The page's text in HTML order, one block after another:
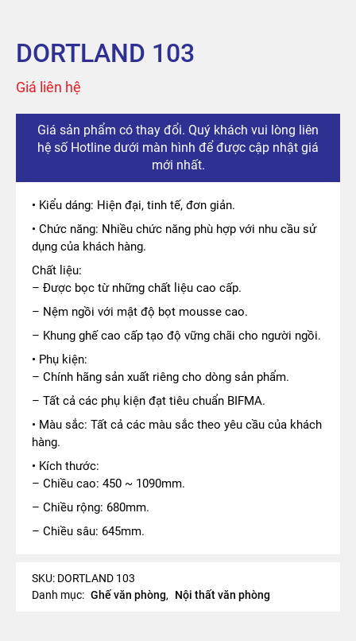
DORTLAND 103
Giá liên hệ
Giá sản phẩm có thay đổi. Quý khách vui lòng liên
hệ số Hotline dưới màn hình để được cập nhật giá
mới nhất.
• Kiểu dáng: Hiện đại, tinh tế, đơn giản.
• Chức năng: Nhiều chức năng phù hợp với nhu cầu sử
dụng của khách hàng.
Chất liệu:
– Được bọc từ những chất liệu cao cấp.
– Nệm ngồi với mật độ bọt mousse cao.
– Khung ghế cao cấp tạo độ vững chãi cho người ngồi.
• Phụ kiện:
– Chính hãng sản xuất riêng cho dòng sản phẩm.
– Tất cả các phụ kiện đạt tiêu chuẩn BIFMA.
• Màu sắc: Tất cả các màu sắc theo yêu cầu của khách
hàng.
• Kích thước:
– Chiều cao: 450 ~ 1090mm.
– Chiều rộng: 680mm.
– Chiều sâu: 645mm.
SKU: DORTLAND 103
Danh mục: Ghế văn phòng, Nội thất văn phòng